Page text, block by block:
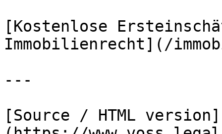
[Kostenlose
Immobilienrecht](/
---
[Source / HTML version]